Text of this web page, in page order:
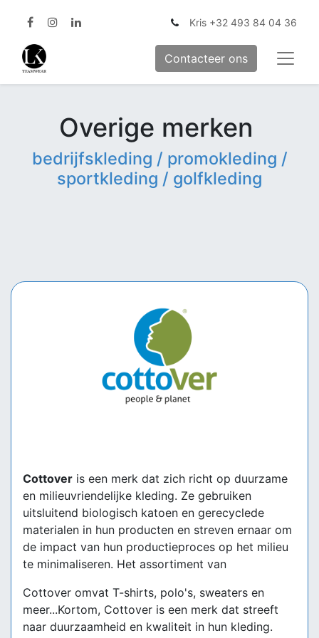
Kris +32 493 84 04 36
Contacteer ons
Overige merken
bedrijfskleding / promokleding /
sportkleding / golfkleding
Cottover is een merk dat zich richt op duurzame
en milieuvriendelijke kleding. Ze gebruiken
uitsluitend biologisch katoen en gerecyclede
materialen in hun producten en streven ernaar om
de impact van hun productieproces op het milieu
te minimaliseren. Het assortiment van
Cottover omvat T-shirts, polo's, sweaters en
meer...Kortom, Cottover is een merk dat streeft
naar duurzaamheid en kwaliteit in hun kleding.